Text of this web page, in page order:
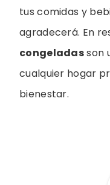
tus comidas y
agradecerá. En
congeladasson
cualquier hogar
bienestar.